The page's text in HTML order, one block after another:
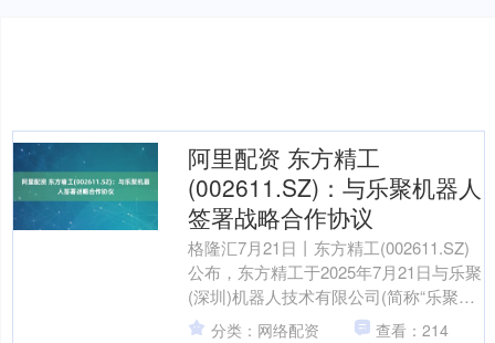
阿里配资 东方精工
(002611.SZ)：与乐聚机器人
签署战略合作协议
格隆汇7月21日丨东方精工(002611.SZ)
公布，东方精工于2025年7月21日与乐聚
(深圳)机器人技术有限公司(简称“乐聚机
器人”)签署了《战略合作协议》....
分类：网络配资 查看：214